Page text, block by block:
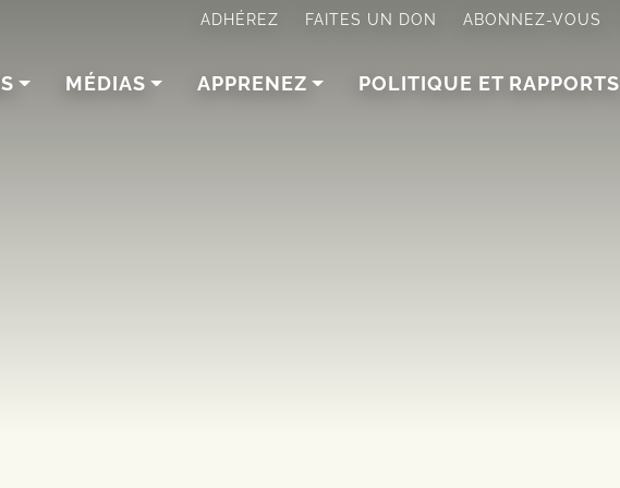
ADHÉREZ FAITES UN DON ABONNEZ-VOUS
MÉDIAS APPRENEZ POLITIQUE ET RAPPORTS